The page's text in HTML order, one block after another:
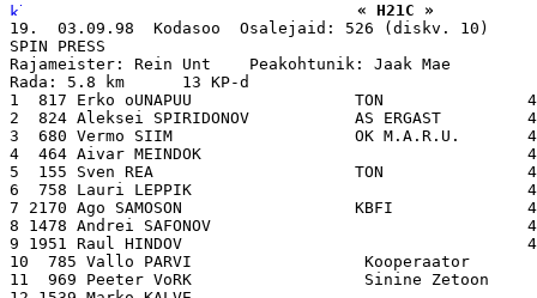
« H21C »
19.  03.09.98  Kodasoo  Osalejaid: 526 (diskv. 10)
SPIN PRESS
Rajameister: Rein Unt    Peakohtunik: Jaak Mae
Rada: 5.8 km      13 KP-d
1  817 Erko oUNAPUU                 TON
2  824 Aleksei SPIRIDONOV           AS ERGAST
3  680 Vermo SIIM                   OK M.A.R.U.
4  464 Aivar MEINDOK
5  155 Sven REA                     TON
6  758 Lauri LEPPIK
7 2170 Ago SAMOSON                  KBFI
8 1478 Andrei SAFONOV
9 1951 Raul HINDOV
10  785 Vallo PARVI                  Kooperaator
11  969 Peeter VoRK                  Sinine Zetoon